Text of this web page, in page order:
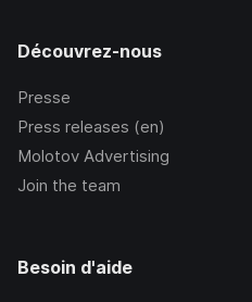
Découvrez-nous
Presse
Press releases (en)
Molotov Advertising
Join the team
Besoin d'aide